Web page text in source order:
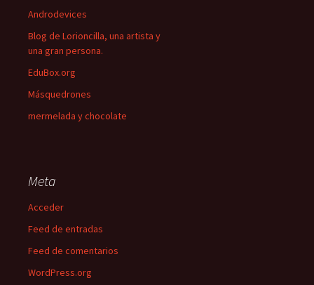
Androdevices
Blog de Lorioncilla, una artista y
una gran persona.
EduBox.org
Másquedrones
mermelada y chocolate
Meta
Acceder
Feed de entradas
Feed de comentarios
WordPress.org